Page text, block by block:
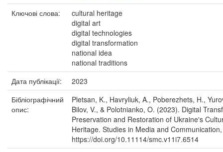
Ключові слова:
cultural heritage
digital art
digital technologies
digital transformation
national idea
national traditions
Дата публікації:
2023
Бібліографічний
опис:
Pletsan, K., Havryliuk, A., Poberezhets, H.,
Bilov, V., & Polotnianko, O. (2023). Digital
Preservation and Restoration of Ukraine's
Heritage. Studies in Media and
https://doi.org/10.11114/smc.v11i7.6514